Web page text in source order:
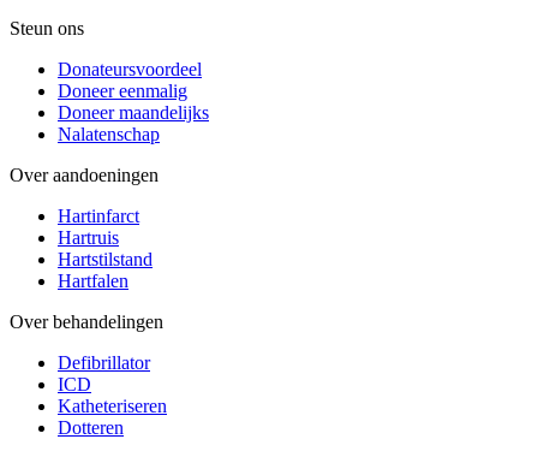
Steun ons
Donateursvoordeel
Doneer eenmalig
Doneer maandelijks
Nalatenschap
Over aandoeningen
Hartinfarct
Hartruis
Hartstilstand
Hartfalen
Over behandelingen
Defibrillator
ICD
Katheteriseren
Dotteren